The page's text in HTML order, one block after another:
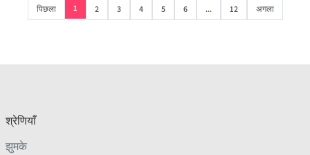
पिछला 1 2 3 4 5 6 ... 12 अगला
श्रेणियाँ
झुमके